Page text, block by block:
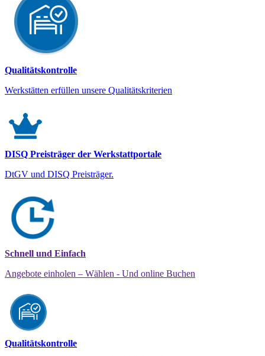
Qualitätskontrolle
Werkstätten erfüllen unsere Qualitätskriterien
DISQ Preisträger der Werkstattportale
DtGV und DISQ Preisträger.
Schnell und Einfach
Angebote einholen – Wählen - Und online Buchen
Qualitätskontrolle